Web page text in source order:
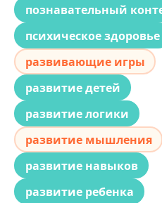
познавательный
психическое здоровье
развивающие игры
развитие детей
развитие логики
развитие мышления
развитие навыков
развитие ребенка